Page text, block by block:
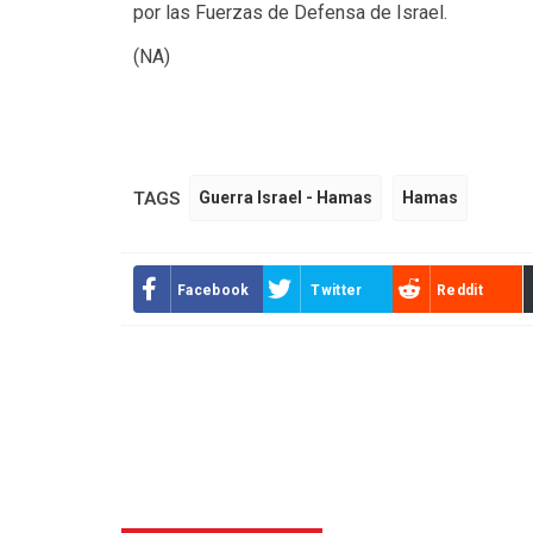
por las Fuerzas de Defensa de Israel.
(NA)
TAGS Guerra Israel - Hamas Hamas
Facebook Twitter Reddit